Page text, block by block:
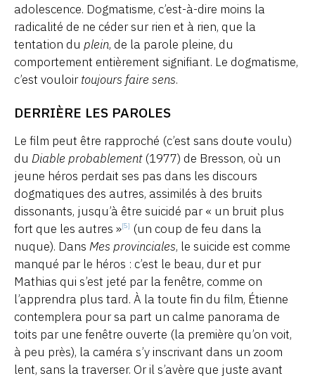
adolescence. Dogmatisme, c’est-à-dire moins la
radicalité de ne céder sur rien et à rien, que la
tentation du plein, de la parole pleine, du
comportement entièrement signifiant. Le dogmatisme,
c’est vouloirtoujours faire sens.
DERRIÈRE LES PAROLES
Le film peut être rapproché (c’est sans doute voulu)
du Diable probablement(1977) de Bresson, où un
jeune héros perdait ses pas dans les discours
dogmatiques des autres, assimilés à des bruits
dissonants, jusqu’à être suicidé par « un bruit plus
fort que les autres »[5] (un coup de feu dans la
nuque). Dans Mes provinciales, le suicide est comme
manqué par le héros : c’est le beau, dur et pur
Mathias qui s’est jeté par la fenêtre, comme on
l’apprendra plus tard. À la toute fin du film, Étienne
contemplera pour sa part un calme panorama de
toits par une fenêtre ouverte (la première qu’on voit,
à peu près), la caméra s’y inscrivant dans un zoom
lent, sans la traverser. Or il s’avère que juste avant